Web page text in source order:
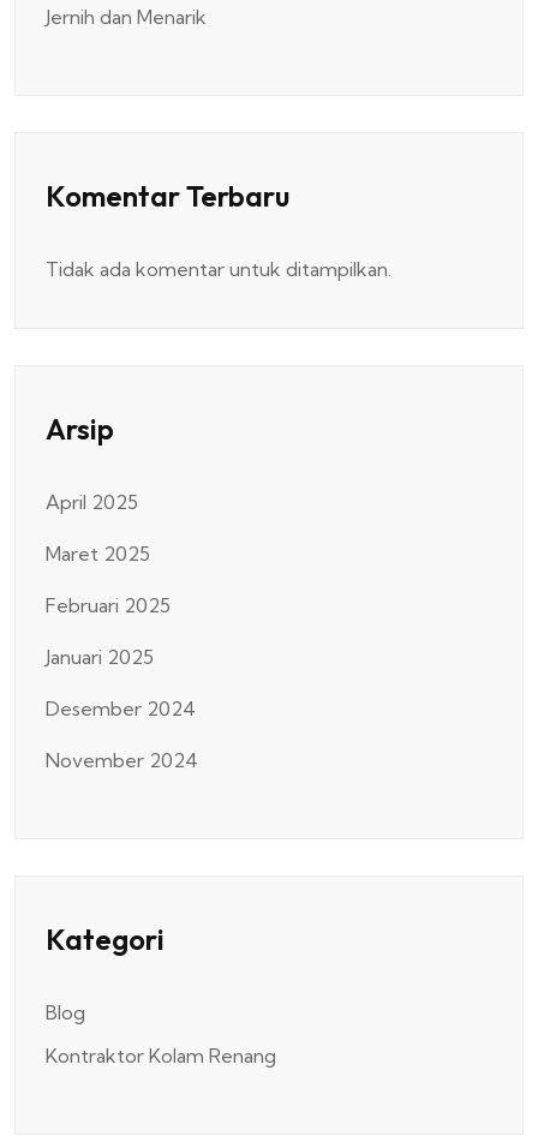
Jernih dan Menarik
Komentar Terbaru
Tidak ada komentar untuk ditampilkan.
Arsip
April 2025
Maret 2025
Februari 2025
Januari 2025
Desember 2024
November 2024
Kategori
Blog
Kontraktor Kolam Renang